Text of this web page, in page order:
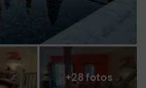
+28 fotos